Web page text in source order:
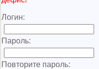
Логин:
Пароль:
Повторите пароль: